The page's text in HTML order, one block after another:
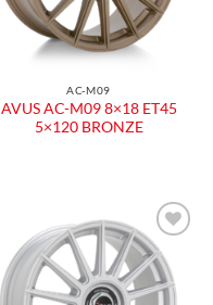
AC-M09
AVUS AC-M09 8×18 ET45
5×120 BRONZE
Aggiungi
alla lista
dei
desideri